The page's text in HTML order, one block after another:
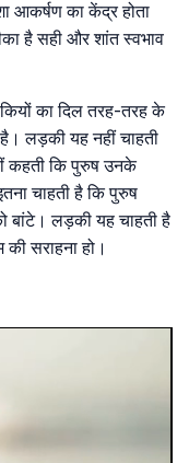
आकर्षण का केंद्र होता
है सही और शांत स्वभाव
का दिल तरह-तरह के
लड़की यह नहीं चाहती
कहती कि पुरुष उनके
चाहती है कि पुरुष
बांटे। लड़की यह चाहती है
सराहना हो।